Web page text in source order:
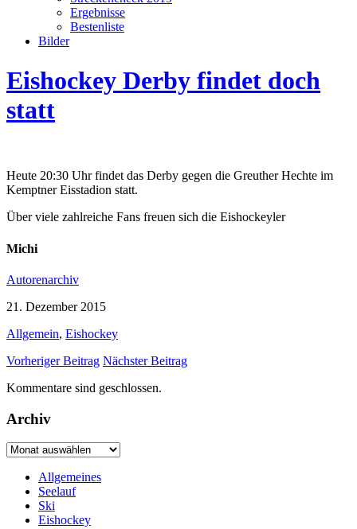
Ergebnisse
Bestenliste
Bilder
Eishockey Derby findet doch
statt
Heute 20:30 Uhr findet das Derby gegen die Greuther Hechte im
Kemptner Eisstadion statt.
Über viele zahlreiche Fans freuen sich die Eishockeyler
Michi
Autorenarchiv
21. Dezember 2015
Allgemein, Eishockey
Vorheriger Beitrag Nächster Beitrag
Kommentare sind geschlossen.
Archiv
Archiv
Allgemeines
Seelauf
Ski
Eishockey